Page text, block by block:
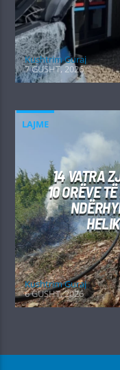
Kushtrim Guraj
7 GUSHT, 2026
LAJME
14 VATRA
10 ORËVE
Kushtrim Guraj
6 GUSHT, 2026